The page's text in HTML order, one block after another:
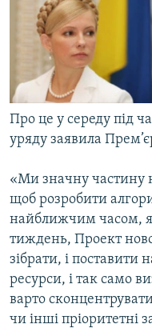
ДОЛУЧАЙСЯ!
Усі сайти RFE/RL
Про це у середу під
уряду заявила
«Ми значну частину
щоб розробити
найближчим часом,
тиждень, Проект
зібрати, і поставити
ресурси, і так само
варто
чи інші пріоритетні